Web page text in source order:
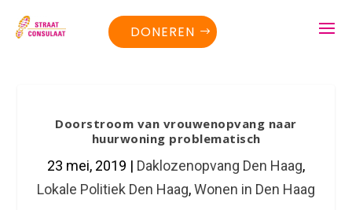
DONEREN
Doorstroom van vrouwenopvang naar
huurwoning problematisch
23 mei, 2019 | Daklozenopvang Den Haag,
Lokale Politiek Den Haag,Wonen in Den Haag